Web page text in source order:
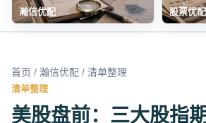
瀚信优配 股票优
首页 / 瀚信优配 / 清单整理
清单整理
美股盘前：三大股指